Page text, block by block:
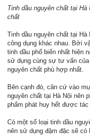
Tinh dầu nguyên chất tại
chất
Tinh dầu nguyên chất tại
công dụng khác nhau. Bởi
tinh dầu phổ biến nhất hiện
sử dụng cùng sự tư vấn của
nguyên chất phù hợp nhất.
Bên cạnh đó, căn cứ vào
nguyên chất tại Hà Nội nên
phẩm phát huy hết được tác
Có một số loại tinh dầu
nên sử dụng đậm đặc sẽ có